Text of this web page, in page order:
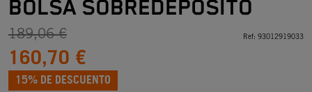
BOLSA SOBREDEPOSITO
189,06 €
160,70 €
15% DE DESCUENTO
Ref: 93012919033